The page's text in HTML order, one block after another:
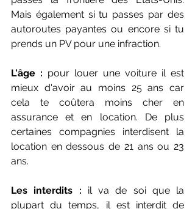
Mais également si tu passes par des
autoroutes payantes ou encore si tu
prends un PV pour une infraction.
L'âge : pour louer une voiture il est
mieux d'avoir au moins 25 ans car
cela te coûtera moins cher en
assurance et en location. De plus
certaines compagnies interdisent la
location en dessous de 21 ans ou 23
ans.
Les interdits : il va de soi que la
plupart du temps, il est interdit de